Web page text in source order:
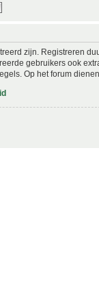
zijn. Registreren
gebruikers ook
Op het forum